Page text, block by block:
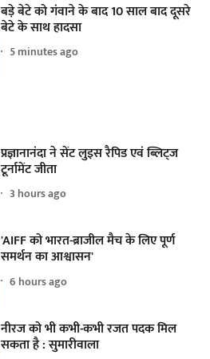
बड़े बेटे को गंवाने के बाद 10 साल बाद दूसरे
बेटे के साथ हादसा
5 minutes ago
प्रज्ञानानंदा ने सेंट लुइस रैपिड एवं ब्लिट्ज
टूर्नामेंट जीता
3 hours ago
'AIFF को भारत-ब्राजील मैच के लिए पूर्ण
समर्थन का आश्वासन'
6 hours ago
नीरज को भी कभी-कभी रजत पदक मिल
सकता है : सुमारीवाला